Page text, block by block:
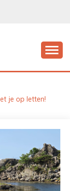
je op letten!